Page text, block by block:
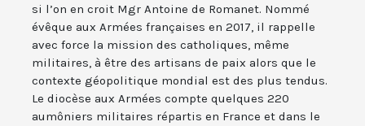
si l’on en croit Mgr Antoine de Romanet. Nommé
évêque aux Armées françaises en 2017, il rappelle
avec force la mission des catholiques, même
militaires, à être des artisans de paix alors que le
contexte géopolitique mondial est des plus tendus.
Le diocèse aux Armées compte quelques 220
aumôniers militaires répartis en France et dans le